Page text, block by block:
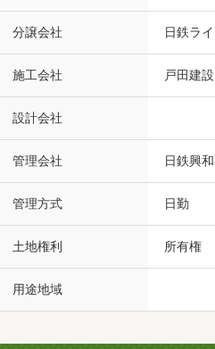
分譲会社 日鉄ラ
施工会社 戸田建設
設計会社
管理会社 日鉄興
管理方式 日勤
土地権利 所有権
用途地域